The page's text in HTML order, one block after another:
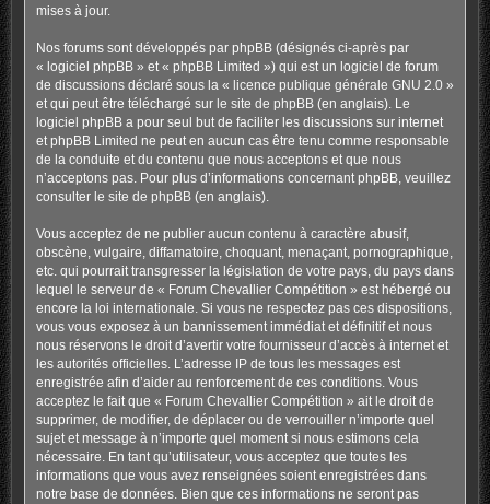
mises à jour.
Nos forums sont développés par phpBB (désignés ci-après par
« logiciel phpBB » et « phpBB Limited ») qui est un logiciel de forum
de discussions déclaré sous la « licence publique générale GNU 2.0»
et qui peut être téléchargé sur le site de phpBB(en anglais). Le
logiciel phpBB a pour seul but de faciliter les discussions sur internet
et phpBB Limited ne peut en aucun cas être tenu comme responsable
de la conduite et du contenu que nous acceptons et que nous
n’acceptons pas. Pour plus d’informations concernant phpBB, veuillez
consulter le site de phpBB(en anglais).
Vous acceptez de ne publier aucun contenu à caractère abusif,
obscène, vulgaire, diffamatoire, choquant, menaçant, pornographique,
etc. qui pourrait transgresser la législation de votre pays, du pays dans
lequel le serveur de « Forum Chevallier Compétition » est hébergé ou
encore la loi internationale. Si vous ne respectez pas ces dispositions,
vous vous exposez à un bannissement immédiat et définitif et nous
nous réservons le droit d’avertir votre fournisseur d’accès à internet et
les autorités officielles. L’adresse IP de tous les messages est
enregistrée afin d’aider au renforcement de ces conditions. Vous
acceptez le fait que « Forum Chevallier Compétition » ait le droit de
supprimer, de modifier, de déplacer ou de verrouiller n’importe quel
sujet et message à n’importe quel moment si nous estimons cela
nécessaire. En tant qu’utilisateur, vous acceptez que toutes les
informations que vous avez renseignées soient enregistrées dans
notre base de données. Bien que ces informations ne seront pas